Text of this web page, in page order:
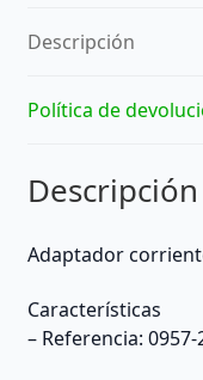
Descripción
Política de
Descripción
Adaptador
Características
– Referencia: